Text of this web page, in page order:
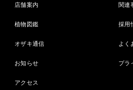
店舗案内
植物図鑑
オザキ通信
お知らせ
アクセス
関連
採用
よく
プラ